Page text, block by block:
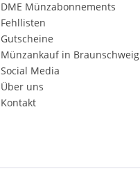
DME Münzabonnements
Fehllisten
Gutscheine
Münzankauf in Braunschweig
Social Media
Über uns
Kontakt